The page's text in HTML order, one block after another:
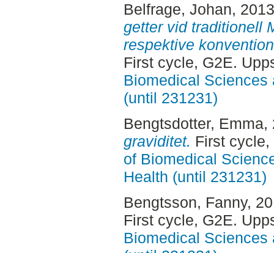
Belfrage, Johan,
getter vid traditionell
respektive
First cycle, G2E.
Biomedical Sciences
(until 231231)
Bengtsdotter, Emma,
graviditet. First
of Biomedical
Health (until 231231)
Bengtsson, Fanny,
First cycle, G2E.
Biomedical Sciences